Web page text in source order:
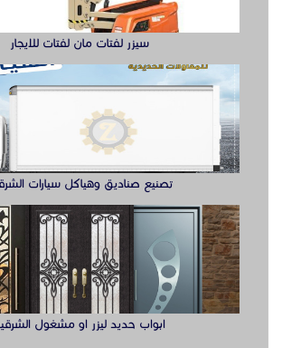
ابواب حديد ليزر او مشغول الشرقيه